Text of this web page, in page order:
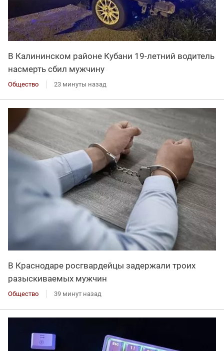
В Калининском районе Кубани 19-летний водитель
насмерть сбил мужчину
Общество 23 минуты назад
В Краснодаре росгвардейцы задержали троих
разыскиваемых мужчин
Общество 39 минут назад